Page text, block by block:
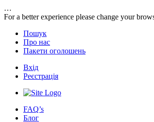
…
For a better experience please change your
Пошук
Про нас
Пакети оголошень
Вхід
Реєстрація
FAQ’s
Блог